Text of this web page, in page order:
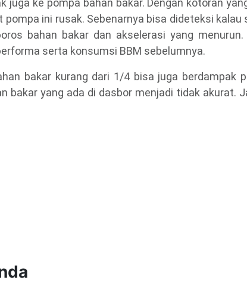
juga ke pompa bahan bakar. Dengan kotoran
ini rusak. Sebenarnya bisa dideteksi
bahan bakar dan akselerasi yang
serta konsumsi BBM sebelumnya.
bakar kurang dari 1/4 bisa juga berdampak
bakar yang ada di dasbor menjadi tidak akurat.